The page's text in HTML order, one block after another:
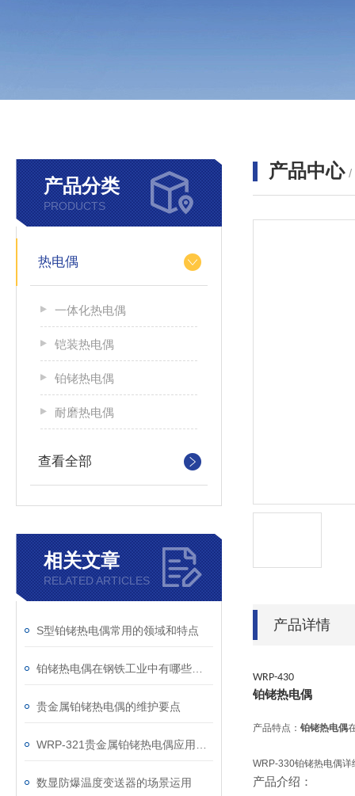
产品分类
PRODUCTS
热电偶
一体化热电偶
铠装热电偶
铂铑热电偶
耐磨热电偶
查看全部
相关文章
RELATED ARTICLES
S型铂铑热电偶常用的领域和特点
贵金属铂铑热电偶的维护要点
数显防爆温度变送器的场景运用
产品中心 /
产品详情
WRP-430
铂铑热电偶
产品特点： 铂铑热电偶
WRP-330铂铑热电偶详
产品介绍：